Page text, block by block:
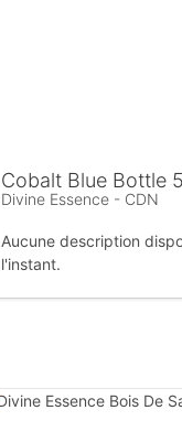
Cobalt Blue Bottle
Divine Essence - CDN
Aucune description
l'instant.